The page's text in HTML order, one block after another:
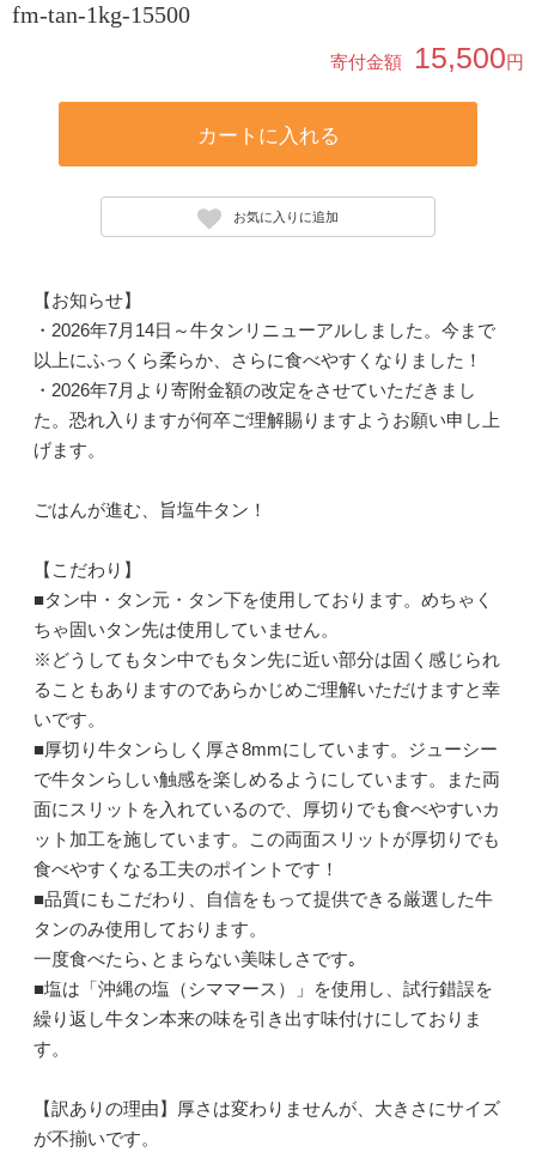
fm-tan-1kg-15500
寄付金額 15,500円
カートに入れる
お気に入りに追加
【お知らせ】
・2026年7月14日～牛タンリニューアルしました。今まで
以上にふっくら柔らか、さらに食べやすくなりました！
・2026年7月より寄附金額の改定をさせていただきまし
た。恐れ入りますが何卒ご理解賜りますようお願い申し上
げます。
ごはんが進む、旨塩牛タン！
【こだわり】
■タン中・タン元・タン下を使用しております。めちゃく
ちゃ固いタン先は使用していません。
※どうしてもタン中でもタン先に近い部分は固く感じられ
ることもありますのであらかじめご理解いただけますと幸
いです。
■厚切り牛タンらしく厚さ8mmにしています。ジューシー
で牛タンらしい触感を楽しめるようにしています。また両
面にスリットを入れているので、厚切りでも食べやすいカ
ット加工を施しています。この両面スリットが厚切りでも
食べやすくなる工夫のポイントです！
■品質にもこだわり、自信をもって提供できる厳選した牛
タンのみ使用しております。
一度食べたら､とまらない美味しさです｡
■塩は「沖縄の塩（シママース）」を使用し、試行錯誤を
繰り返し牛タン本来の味を引き出す味付けにしておりま
す。
【訳ありの理由】厚さは変わりませんが、大きさにサイズ
が不揃いです。